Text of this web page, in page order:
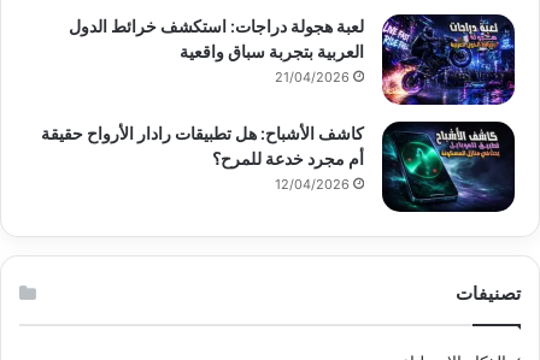
لعبة هجولة دراجات: استكشف خرائط الدول
العربية بتجربة سباق واقعية
21/04/2026
كاشف الأشباح: هل تطبيقات رادار الأرواح حقيقة
أم مجرد خدعة للمرح؟
12/04/2026
تصنيفات